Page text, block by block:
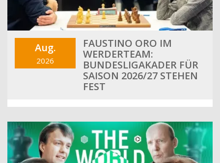
Aug.
2026
FAUSTINO ORO IM
WERDERTEAM:
BUNDESLIGAKADER FÜR
SAISON 2026/27 STEHEN
FEST